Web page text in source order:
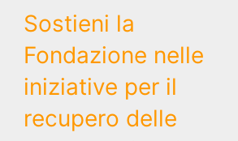
Sostieni la
Fondazione nelle
iniziative per il
recupero delle